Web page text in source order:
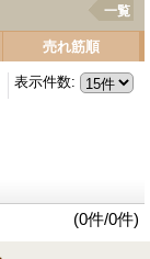
一覧
売れ筋順
表示件数:
(0件/0件)